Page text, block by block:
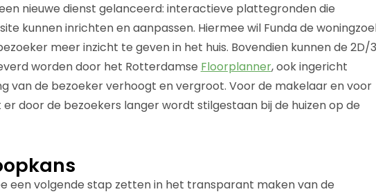
nieuwe dienst gelanceerd: interactieve plattegronden die
kunnen inrichten en aanpassen. Hiermee wil Funda de
meer inzicht te geven in het huis. Bovendien kunnen de 2D/
worden door het Rotterdamse Floorplanner, ook ingericht
van de bezoeker verhoogt en vergroot. Voor de makelaar en voor
door de bezoekers langer wordt stilgestaan bij de huizen op de
een volgende stap zetten in het transparant maken van de